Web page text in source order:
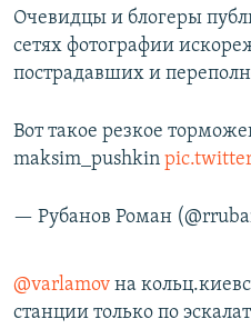
а
д
р
е
д
Очевидцы и блогеры
сетях фотографии
пострадавших и
Вот такое резкое
maksim_pushkin
— Рубанов Роман
@varlamov на
станции только по